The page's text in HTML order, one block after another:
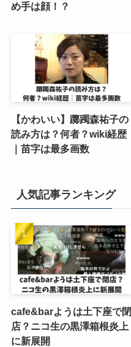
め手は顔！？
【かわいい】躑躅森祐子の
読み方は？何者？wiki経歴
｜苗字は最多画数
人気記事ランキング
cafe&barようは土下座で閉
店？ニコ生の黒澤箱根炎上
に新展開